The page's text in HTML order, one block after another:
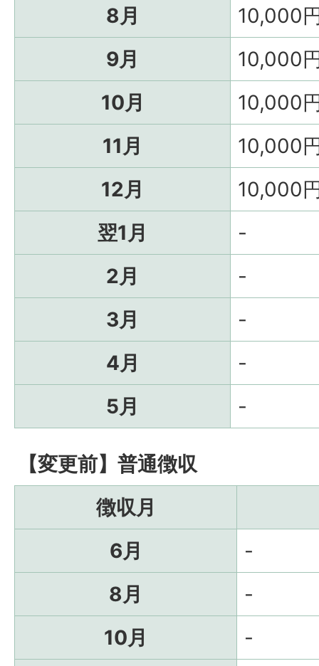
8月
10,000
9月
10,000
10月
10,000
11月
10,000
12月
10,000
翌1月
-
2月
-
3月
-
4月
-
5月
-
【変更前】普通徴収
徴収月
6月
-
8月
-
10月
-